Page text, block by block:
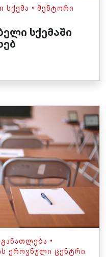
ᲡᲥᲔᲛᲐ • ᲛᲔᲜᲢᲝᲠᲘ
სქემაში
ᲒᲐᲜᲐᲗᲚᲔᲑᲐ •
ᲔᲠᲝᲕᲜᲣᲚᲘ ᲪᲔᲜᲢᲠᲘ